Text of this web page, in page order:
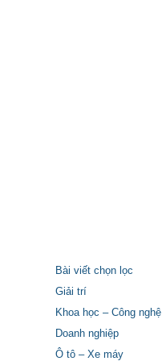
Bài viết chọn lọc
Giải trí
Khoa học – Công nghệ
Doanh nghiệp
Ô tô – Xe máy